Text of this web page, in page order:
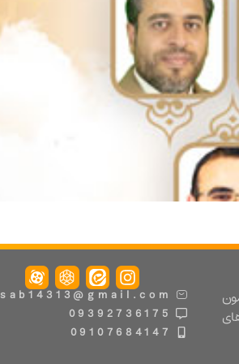
sab14313@gmail.com
09392736175
09107684147